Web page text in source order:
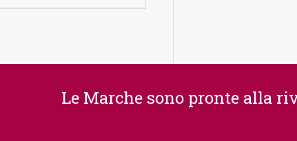
Le Marche sono pronte alla